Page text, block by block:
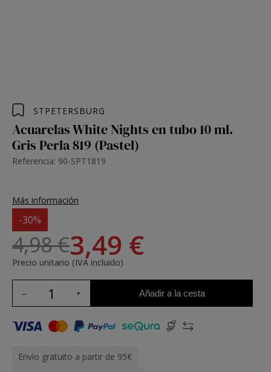
STPETERSBURG
Acuarelas White Nights en tubo 10 ml.
Gris Perla 819 (Pastel)
Referencia: 90-SPT1819
Más información
-30%
4,98 €3,49 €
Precio unitario (IVA incluido)
Añadir a la cesta
Envío gratuito a partir de 95€